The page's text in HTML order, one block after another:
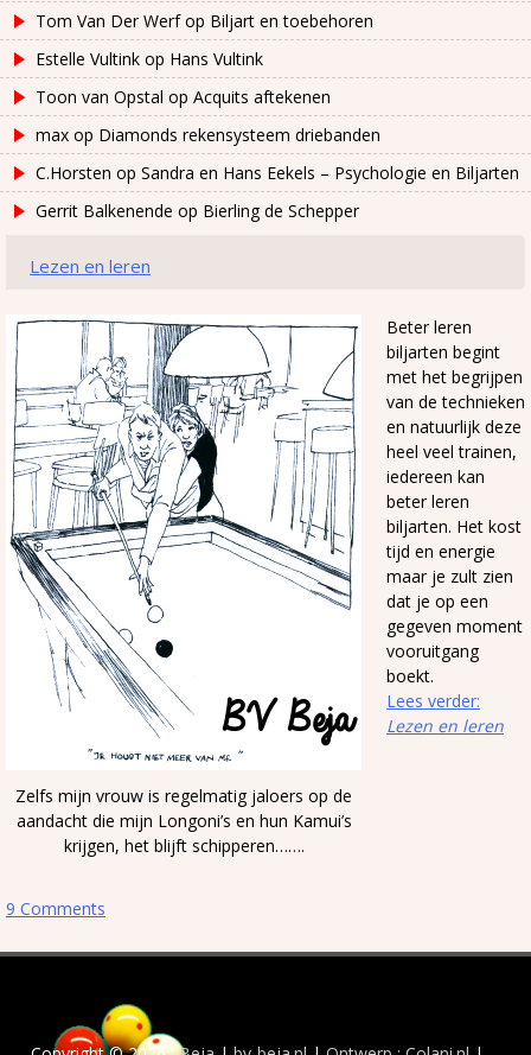
Tom Van Der Werfop Biljart en toebehoren
Estelle Vultink op Hans Vultink
Toon van Opstal op Acquits aftekenen
max op Diamonds rekensysteem driebanden
C.Horsten op Sandra en Hans Eekels – Psychologie en Biljarten
Gerrit Balkenende op Bierling de Schepper
Lezen en leren
Zelfs mijn vrouw is regelmatig jaloers op de
aandacht die mijn Longoni’s en hun Kamui’s
krijgen, het blijft schipperen…….
Beter leren
biljarten begint
met het begrijpen
van de technieken
en natuurlijk deze
heel veel trainen,
iedereen kan
beter leren
biljarten. Het kost
tijd en energie
maar je zult zien
dat je op een
gegeven moment
vooruitgang
boekt.
Lees verder:
Lezen en leren
9 Comments